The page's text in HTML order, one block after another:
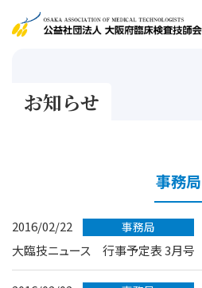
お知らせ
事務局
2016/02/22 事務局
大臨技ニュース 行事予定表 3月号